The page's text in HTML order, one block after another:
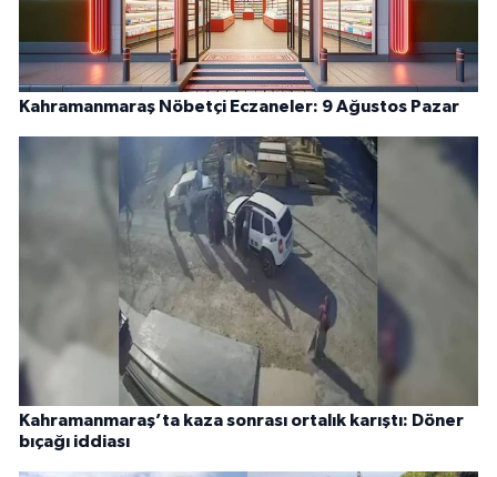
Kahramanmaraş Nöbetçi Eczaneler: 9 Ağustos Pazar
Kahramanmaraş’ta kaza sonrası ortalık karıştı: Döner
bıçağı iddiası